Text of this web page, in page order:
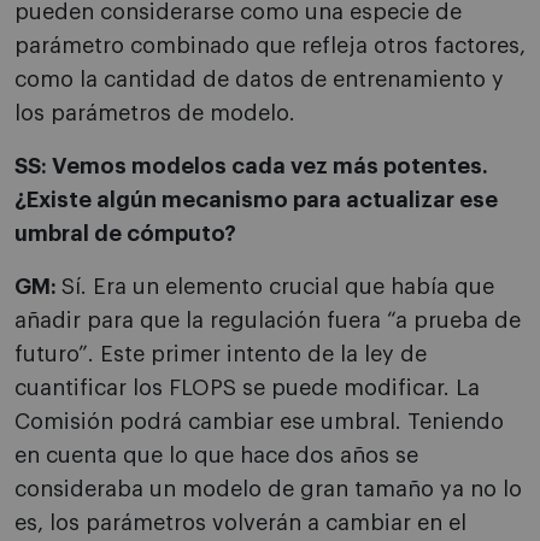
pueden considerarse como una especie de
parámetro combinado que refleja otros factores,
como la cantidad de datos de entrenamiento y
los parámetros de modelo.
SS: Vemos modelos cada vez más potentes.
¿Existe algún mecanismo para actualizar ese
umbral de cómputo?
GM: Sí. Era un elemento crucial que había que
añadir para que la regulación fuera “a prueba de
futuro”. Este primer intento de la ley de
cuantificar los FLOPS se puede modificar. La
Comisión podrá cambiar ese umbral. Teniendo
en cuenta que lo que hace dos años se
consideraba un modelo de gran tamaño ya no lo
es, los parámetros volverán a cambiar en el